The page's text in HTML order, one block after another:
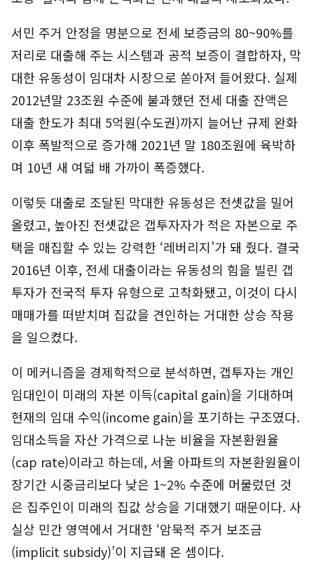
서민 주거 안정을 명분으로 전세 보증금의 80~90%를
저리로 대출해 주는 시스템과 공적 보증이 결합하자, 막
대한 유동성이 임대차 시장으로 쏟아져 들어왔다. 실제
2012년말 23조원 수준에 불과했던 전세 대출 잔액은
대출 한도가 최대 5억원(수도권)까지 늘어난 규제 완화
이후 폭발적으로 증가해 2021년 말 180조원에 육박하
며 10년 새 여덟 배 가까이 폭증했다.
이렇듯 대출로 조달된 막대한 유동성은 전셋값을 밀어
올렸고, 높아진 전셋값은 갭투자자가 적은 자본으로 주
택을 매집할 수 있는 강력한 ‘레버리지’가 돼 줬다. 결국
2016년 이후, 전세 대출이라는 유동성의 힘을 빌린 갭
투자가 전국적 투자 유형으로 고착화됐고, 이것이 다시
매매가를 떠받치며 집값을 견인하는 거대한 상승 작용
을 일으켰다.
이 메커니즘을 경제학적으로 분석하면, 갭투자는 개인
임대인이 미래의 자본 이득(capital gain)을 기대하며
현재의 임대 수익(income gain)을 포기하는 구조였다.
임대소득을 자산 가격으로 나눈 비율을 자본환원율
(cap rate)이라고 하는데, 서울 아파트의 자본환원율이
장기간 시중금리보다 낮은 1~2% 수준에 머물렀던 것
은 집주인이 미래의 집값 상승을 기대했기 때문이다. 사
실상 민간 영역에서 거대한 ‘암묵적 주거 보조금
(implicit subsidy)’이 지급돼 온 셈이다.